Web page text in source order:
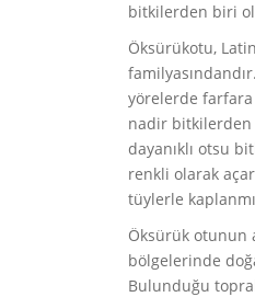
bitkilerden biri
Öksürükotu,
yörelerde farfara
nadir bitkilerden
dayanıklı otsu
renkli olarak
tüylerle
Öksürük otunun
bölgelerinde
Bulunduğu